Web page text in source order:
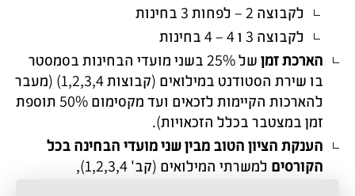
לקבוצה 2 – לפחות 3 בחינות
לקבוצה 3 ו 4 – 4 בחינות
הארכת זמן
של 25% בשני מועדי הבחינות בסמסטר
בו שירת הסטודנט במילואים (קבוצות 1,2,3,4) (מעבר
להארכות הקיימות לזכאים ועד מקסימום 50% תוספת
זמן במצטבר בכלל הזכאויות).
הענקת הציון הטוב מבין שני מועדי הבחינה בכל
הקורסים
למשרתי המילואים (קב' 1,2,3,4),